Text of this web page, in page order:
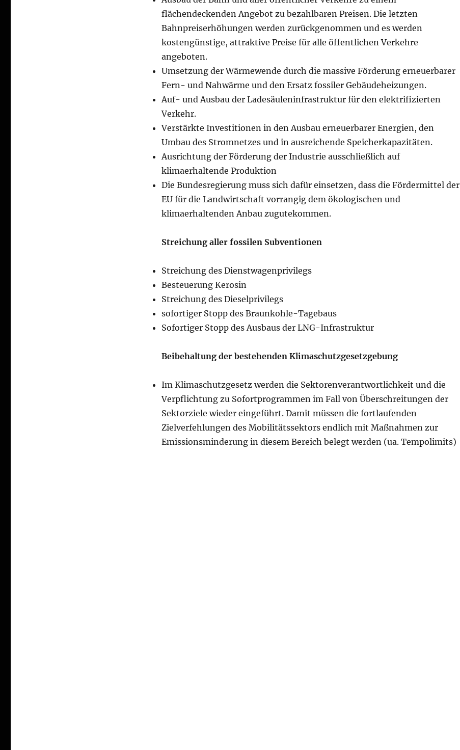
flächendeckenden Angebot zu bezahlbaren Preisen. Die letzten
Bahnpreiserhöhungen werden zurückgenommen und es werden
kostengünstige, attraktive Preise für alle öffentlichen Verkehre
angeboten.
Umsetzung der Wärmewende durch die massive Förderung erneuerbarer
Fern- und Nahwärme und den Ersatz fossiler Gebäudeheizungen.
Auf- und Ausbau der Ladesäuleninfrastruktur für den elektrifizierten
Verkehr.
Verstärkte Investitionen in den Ausbau erneuerbarer Energien, den
Umbau des Stromnetzes und in ausreichende Speicherkapazitäten.
Ausrichtung der Förderung der Industrie ausschließlich auf
klimaerhaltende Produktion
Die Bundesregierung muss sich dafür einsetzen, dass die Fördermittel der
EU für die Landwirtschaft vorrangig dem ökologischen und
klimaerhaltenden Anbau zugutekommen.
Streichung aller fossilen Subventionen
Streichung des Dienstwagenprivilegs
Besteuerung Kerosin
Streichung des Dieselprivilegs
sofortiger Stopp des Braunkohle-Tagebaus
Sofortiger Stopp des Ausbaus der LNG-Infrastruktur
Beibehaltung der bestehenden Klimaschutzgesetzgebung
Im Klimaschutzgesetz werden die Sektorenverantwortlichkeit und die
Verpflichtung zu Sofortprogrammen im Fall von Überschreitungen der
Sektorziele wieder eingeführt. Damit müssen die fortlaufenden
Zielverfehlungen des Mobilitätssektors endlich mit Maßnahmen zur
Emissionsminderung in diesem Bereich belegt werden (ua. Tempolimits)